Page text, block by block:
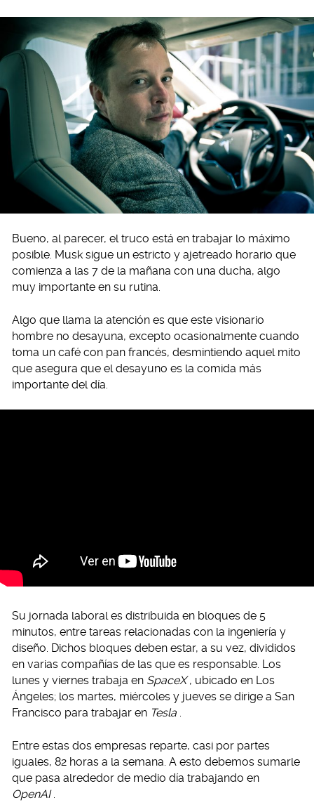
Bueno, al parecer, el truco está en trabajar lo máximo
posible. Musk sigue un estricto y ajetreado horario que
comienza a las 7 de la mañana con una ducha, algo
muy importante en su rutina.
Algo que llama la atención es que este visionario
hombre no desayuna, excepto ocasionalmente cuando
toma un café con pan francés, desmintiendo aquel mito
que asegura que el desayuno es la comida más
importante del día.
Su jornada laboral es distribuida en bloques de 5
minutos, entre tareas relacionadas con la ingeniería y
diseño. Dichos bloques deben estar, a su vez, divididos
en varias compañías de las que es responsable. Los
lunes y viernes trabaja en SpaceX , ubicado en Los
Ángeles; los martes, miércoles y jueves se dirige a San
Francisco para trabajar en Tesla .
Entre estas dos empresas reparte, casi por partes
iguales, 82 horas a la semana. A esto debemos sumarle
que pasa alrededor de medio día trabajando en
OpenAI .